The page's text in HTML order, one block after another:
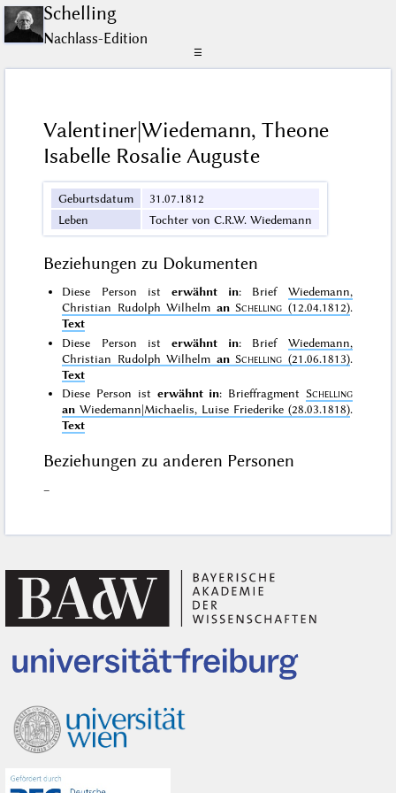
Schelling
Nachlass-Edition
☰
Valentiner|Wiedemann, Theone
Isabelle Rosalie Auguste
Geburtsdatum
31.07.1812
Leben
Tochter von C.R.W. Wiedemann
Beziehungen zu Dokumenten
Diese Person ist erwähnt in: Brief Wiedemann,
Christian Rudolph Wilhelm an Schelling (12.04.1812).
Text
Diese Person ist erwähnt in: Brief Wiedemann,
Christian Rudolph Wilhelm an Schelling (21.06.1813).
Text
Diese Person ist erwähnt in: Brieffragment Schelling
an Wiedemann|Michaelis, Luise Friederike (28.03.1818).
Text
Beziehungen zu anderen Personen
–